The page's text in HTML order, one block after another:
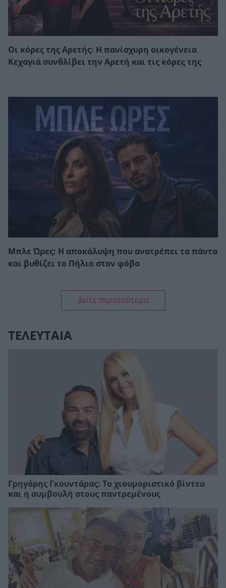
Οι κόρες της Αρετής: Η πανίσχυρη οικογένεια
Κεχαγιά συνθλίβει την Αρετή και τις κόρες της
Μπλε Ώρες: Η αποκάλυψη που ανατρέπει τα πάντα
και βυθίζει το Πήλιο στον φόβο
Δείτε περισσότερα
ΤΕΛΕΥΤΑΙΑ
Γρηγόρης Γκουντάρας: Το χιουμοριστικό βίντεο
και η συμβουλή στους παντρεμένους